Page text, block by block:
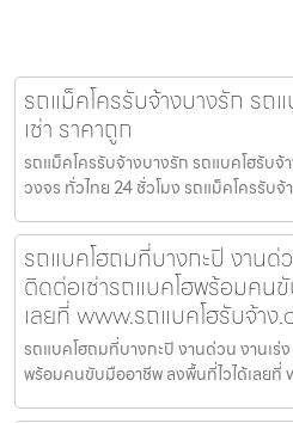
รถแม็คโครรับจ้างบางรัก รถ
เช่า ราคาถูก
รถแม็คโครรับจ้างบางรัก รถแบคโฮรับจ้
วงจร ทั่วไทย 24 ชั่วโมง รถแม็คโครรับ
รถแบคโฮถมที่บางกะปิ งานด่
ติดต่อเช่ารถแบคโฮพร้อมคน
เลยที่ www.รถแบคโฮรับจ้าง
รถแบคโฮถมที่บางกะปิ งานด่วน งานเร่
พร้อมคนขับมืออาชีพ ลงพื้นที่ไวได้เลยที่